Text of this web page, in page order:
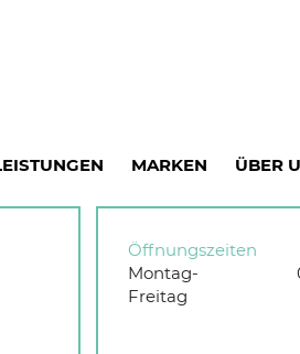
MARKEN ÜBER
Öffnungszeiten
Montag-
Freitag